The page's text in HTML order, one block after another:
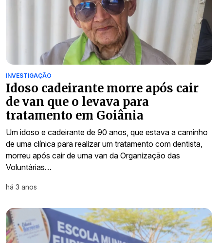
INVESTIGAÇÃO
Idoso cadeirante morre após cair
de van que o levava para
tratamento em Goiânia
Um idoso e cadeirante de 90 anos, que estava a caminho
de uma clínica para realizar um tratamento com dentista,
morreu após cair de uma van da Organização das
Voluntárias…
há 3 anos